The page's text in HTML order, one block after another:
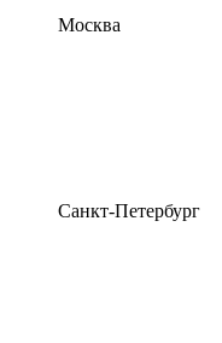
Москва
Санкт-Петербург